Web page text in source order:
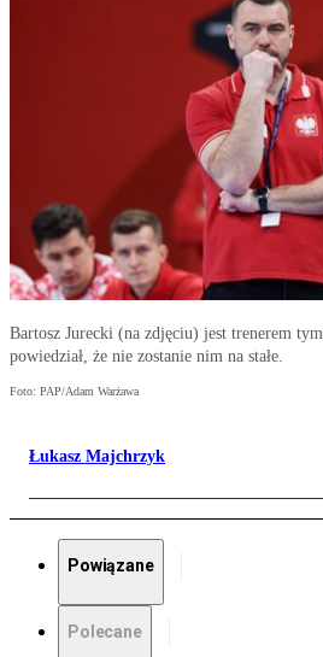
Bartosz Jurecki (na zdjęciu) jest trenerem
powiedział, że nie zostanie nim na stałe.
Foto: PAP/Adam Warżawa
Łukasz Majchrzyk
Powiązane
Polecane